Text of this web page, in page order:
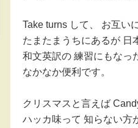
Take turns して、 お互い
たまたまうちにあるが 日
和文英訳の 練習にもなっ
なかなか便利です。
クリスマスと言えば
ハッカ味って 知らない方